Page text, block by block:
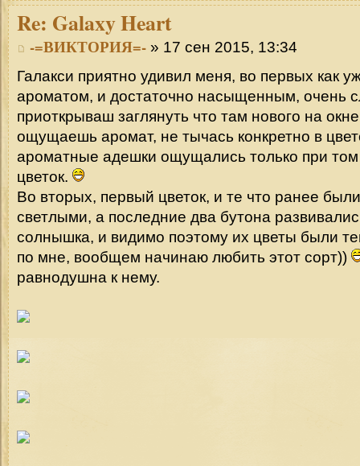
Re: Galaxy Heart
-=ВИКТОРИЯ=- » 17 сен 2015, 13:34
Галакси приятно удивил меня, во первых как
ароматом, и достаточно насыщенным, очень
приоткрываш заглянуть что там нового на
ощущаешь аромат, не тычась конкретно в
ароматные адешки ощущались только при том
цветок.
Во вторых, первый цветок, и те что ранее
светлыми, а последние два бутона
солнышка, и видимо поэтому их цветы были
по мне, вообщем начинаю любить этот сорт))
равнодушна к нему.